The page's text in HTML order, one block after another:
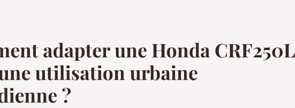
adapter une Honda CRF250L
utilisation urbaine
?